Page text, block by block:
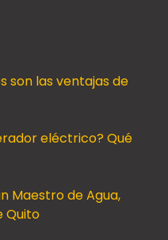
son las ventajas de
eléctrico? Qué
Maestro de Agua,
Quito